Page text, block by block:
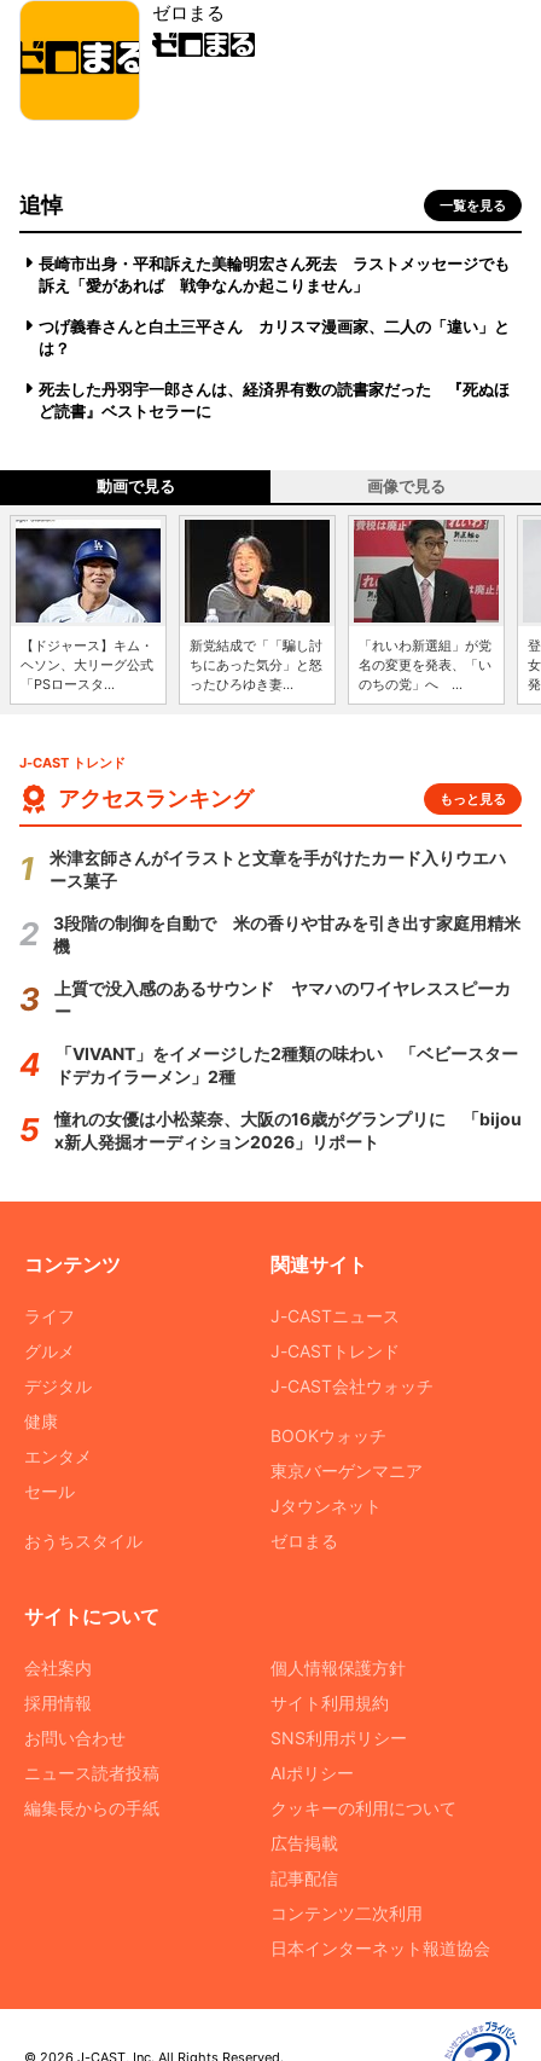
ゼロまる
追悼 一覧を見る
長崎市出身・平和訴えた美輪明宏さん死去 ラストメッセージでも
訴え「愛があれば 戦争なんか起こりません」
つげ義春さんと白土三平さん カリスマ漫画家、二人の「違い」と
は？
死去した丹羽宇一郎さんは、経済界有数の読書家だった 『死ぬほ
ど読書』ベストセラーに
動画で見る 画像で見る
【ドジャース】キム・
ヘソン、大リーグ公式
「PSロースタ...
新党結成で「「騙し討
ちにあった気分」と怒
ったひろゆき妻...
「れいわ新選組」が党
名の変更を発表、「い
のちの党」へ ...
J-CAST トレンド
アクセスランキング もっと見る
米津玄師さんがイラストと文章を手がけたカード入りウエハ
ース菓子
3段階の制御を自動で 米の香りや甘みを引き出す家庭用精米
機
上質で没入感のあるサウンド ヤマハのワイヤレススピーカ
ー
「VIVANT」をイメージした2種類の味わい 「ベビースター
ドデカイラーメン」2種
憧れの女優は小松菜奈、大阪の16歳がグランプリに 「bijou
x新人発掘オーディション2026」リポート
コンテンツ
ライフ
グルメ
デジタル
健康
エンタメ
セール
おうちスタイル
関連サイト
J-CASTニュース
J-CASTトレンド
J-CAST会社ウォッチ
BOOKウォッチ
東京バーゲンマニア
Jタウンネット
ゼロまる
サイトについて
会社案内
採用情報
お問い合わせ
ニュース読者投稿
編集長からの手紙
個人情報保護方針
サイト利用規約
SNS利用ポリシー
AIポリシー
クッキーの利用について
広告掲載
記事配信
コンテンツ二次利用
日本インターネット報道協会